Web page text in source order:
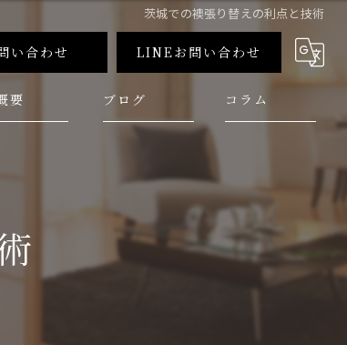
茨城での襖張り替えの利点と技術
い合わせ LINEお問い合わせ
要 ブログ コラム